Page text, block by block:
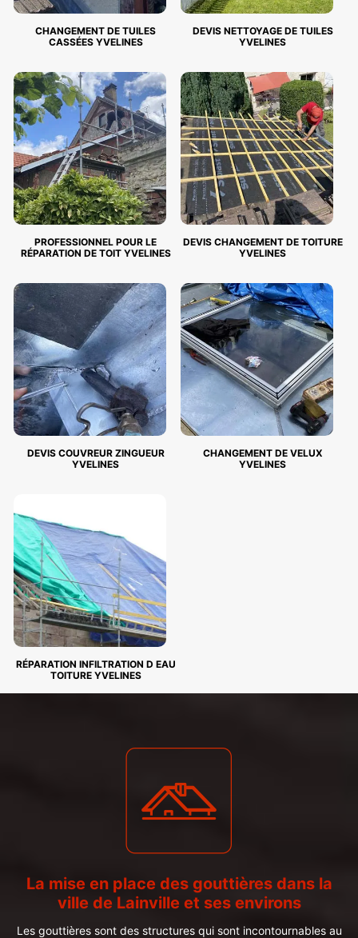
CHANGEMENT DE TUILES
CASSÉES YVELINES
DEVIS NETTOYAGE DE TUILES
YVELINES
PROFESSIONNEL POUR LE
RÉPARATION DE TOIT YVELINES
DEVIS CHANGEMENT DE TOITURE
YVELINES
DEVIS COUVREUR ZINGUEUR
YVELINES
CHANGEMENT DE VELUX
YVELINES
RÉPARATION INFILTRATION D EAU
TOITURE YVELINES
La mise en place des gouttières dans la
ville de Lainville et ses environs
Les gouttières sont des structures qui sont incontournables au